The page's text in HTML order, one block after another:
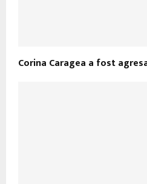
Corina Caragea a fost